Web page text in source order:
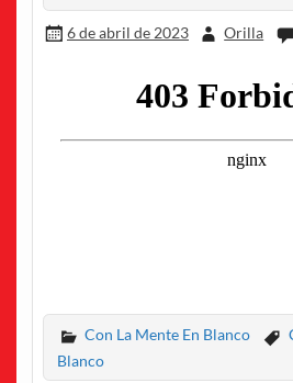
6 de abril de 2023 Orilla
Con La Mente En Blanco
Blanco